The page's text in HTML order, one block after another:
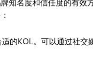
知名度和信任度的有效
适的KOL。可以通过社